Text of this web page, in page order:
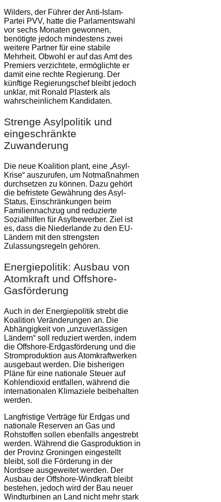
Wilders, der Führer der Anti-Islam-
Partei PVV, hatte die Parlamentswahl
vor sechs Monaten gewonnen,
benötigte jedoch mindestens zwei
weitere Partner für eine stabile
Mehrheit. Obwohl er auf das Amt des
Premiers verzichtete, ermöglichte er
damit eine rechte Regierung. Der
künftige Regierungschef bleibt jedoch
unklar, mit Ronald Plasterk als
wahrscheinlichem Kandidaten.
Strenge Asylpolitik und
eingeschränkte
Zuwanderung
Die neue Koalition plant, eine „Asyl-
Krise“ auszurufen, um Notmaßnahmen
durchsetzen zu können. Dazu gehört
die befristete Gewährung des Asyl-
Status, Einschränkungen beim
Familiennachzug und reduzierte
Sozialhilfen für Asylbewerber. Ziel ist
es, dass die Niederlande zu den EU-
Ländern mit den strengsten
Zulassungsregeln gehören.
Energiepolitik: Ausbau von
Atomkraft und Offshore-
Gasförderung
Auch in der Energiepolitik strebt die
Koalition Veränderungen an. Die
Abhängigkeit von „unzuverlässigen
Ländern“ soll reduziert werden, indem
die Offshore-Erdgasförderung und die
Stromproduktion aus Atomkraftwerken
ausgebaut werden. Die bisherigen
Pläne für eine nationale Steuer auf
Kohlendioxid entfallen, während die
internationalen Klimaziele beibehalten
werden.
Langfristige Verträge für Erdgas und
nationale Reserven an Gas und
Rohstoffen sollen ebenfalls angestrebt
werden. Während die Gasproduktion in
der Provinz Groningen eingestellt
bleibt, soll die Förderung in der
Nordsee ausgeweitet werden. Der
Ausbau der Offshore-Windkraft bleibt
bestehen, jedoch wird der Bau neuer
Windturbinen an Land nicht mehr stark